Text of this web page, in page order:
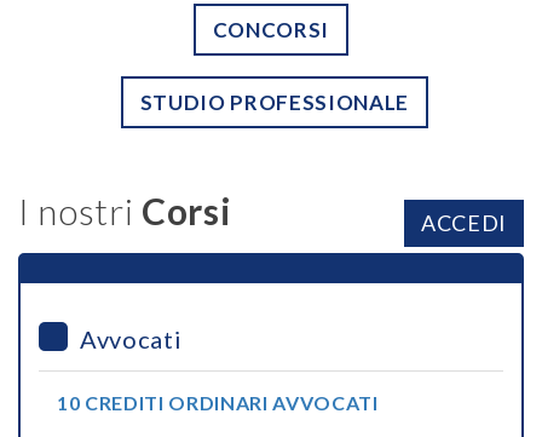
CONCORSI
STUDIO PROFESSIONALE
I nostri Corsi ACCEDI
Avvocati
10 CREDITI ORDINARI AVVOCATI